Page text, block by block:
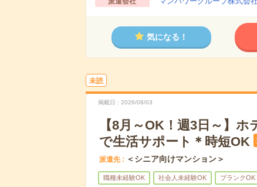
気になる！
未読
掲載日 2026/08/03
【8月～OK！週3日～】
で生活サポート＊時短OK
派遣先 ＜シニア向けマンション＞
職種未経験OK 社会人未経験OK ブランクOK